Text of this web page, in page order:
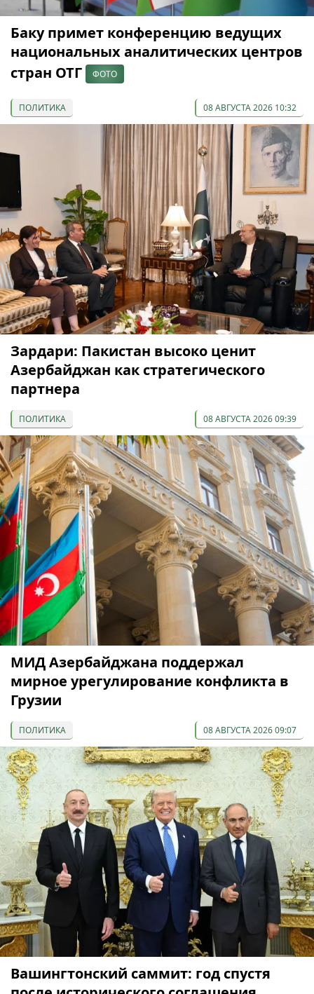
Баку примет конференцию ведущих
национальных аналитических центров
стран ОТГ
ФОТО
ПОЛИТИКА 08 АВГУСТА 2026 10:32
Зардари: Пакистан высоко ценит
Азербайджан как стратегического
партнера
ПОЛИТИКА 08 АВГУСТА 2026 09:39
МИД Азербайджана поддержал
мирное урегулирование конфликта в
Грузии
ПОЛИТИКА 08 АВГУСТА 2026 09:07
Вашингтонский саммит: год спустя